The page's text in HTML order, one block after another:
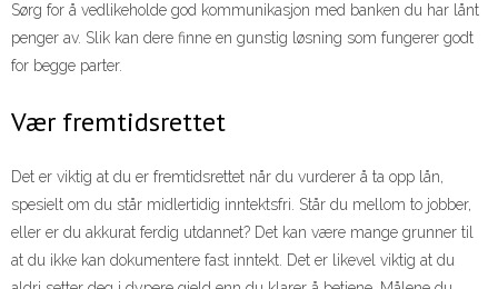
Sørg for å vedlikeholde god kommunikasjon med banken du har lånt
penger av. Slik kan dere finne en gunstig løsning som fungerer godt
for begge parter.
Vær fremtidsrettet
Det er viktig at du er fremtidsrettet når du vurderer å ta opp lån,
spesielt om du står midlertidig inntektsfri. Står du mellom to jobber,
eller er du akkurat ferdig utdannet? Det kan være mange grunner til
at du ikke kan dokumentere fast inntekt. Det er likevel viktig at du